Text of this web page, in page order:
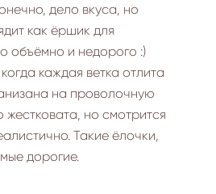
дело вкуса, но
как ёршик для
объёмно и недорого :)
каждая ветка отлита
на проволочную
жестковата, но смотрится
Такие ёлочки,
дорогие.